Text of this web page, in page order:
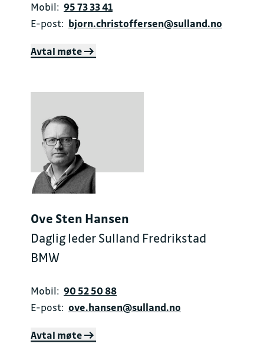
Mobil: 95 73 33 41
E-post: bjorn.christoffersen@sulland.no
Avtal møte
Ove Sten Hansen
Daglig leder Sulland Fredrikstad
BMW
Mobil: 90 52 50 88
E-post: ove.hansen@sulland.no
Avtal møte